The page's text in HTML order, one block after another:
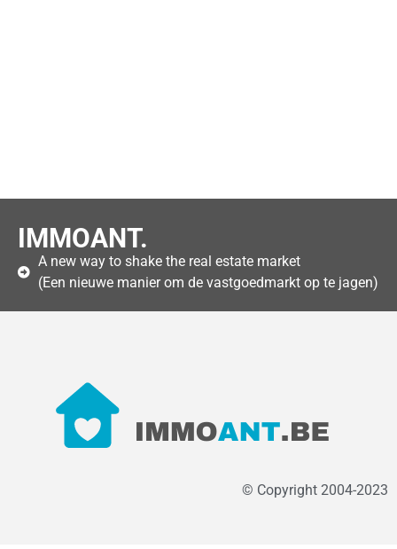
IMMOANT.
A new way to shake the real estate market
(Een nieuwe manier om de vastgoedmarkt op te jagen)
© Copyright 2004-2023